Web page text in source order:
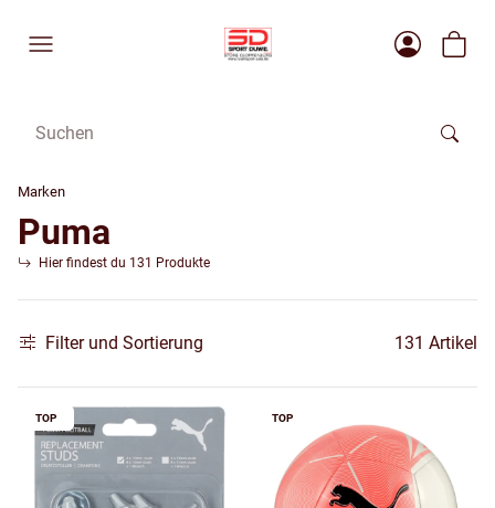
Marken
Puma
Hier findest du 131 Produkte
Filter und Sortierung 131 Artikel
TOP TOP